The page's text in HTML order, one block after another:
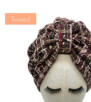
Tweed